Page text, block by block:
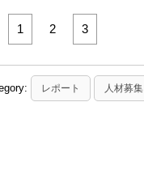
1 2 3
レポート 人材募集